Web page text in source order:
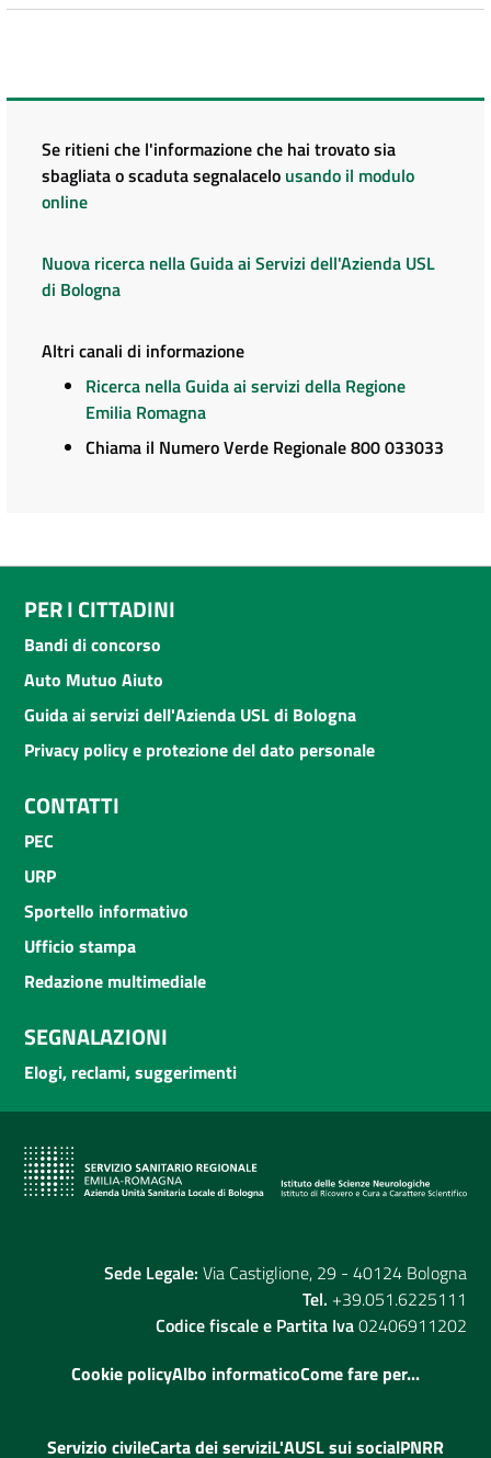
Se ritieni che l'informazione che hai trovato sia
sbagliata o scaduta segnalacelo usando il modulo
online
Nuova ricerca nella Guida ai Servizi dell'Azienda USL
di Bologna
Altri canali di informazione
Ricerca nella Guida ai servizi della Regione
Emilia Romagna
Chiama il Numero Verde Regionale 800 033033
PER I CITTADINI
Bandi di concorso
Auto Mutuo Aiuto
Guida ai servizi dell'Azienda USL di Bologna
Privacy policy e protezione del dato personale
CONTATTI
PEC
URP
Sportello informativo
Ufficio stampa
Redazione multimediale
SEGNALAZIONI
Elogi, reclami, suggerimenti
Sede Legale: Via Castiglione, 29 - 40124 Bologna
Tel. +39.051.6225111
Codice fiscale e Partita Iva02406911202
Cookie policyAlbo informaticoCome fare per...
Servizio civileCarta dei serviziL'AUSL sui socialPNRR